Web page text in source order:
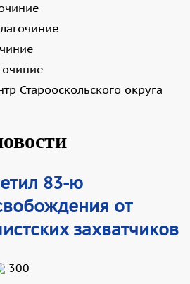
Старооскольского округа
83-ю
от
захватчиков
300